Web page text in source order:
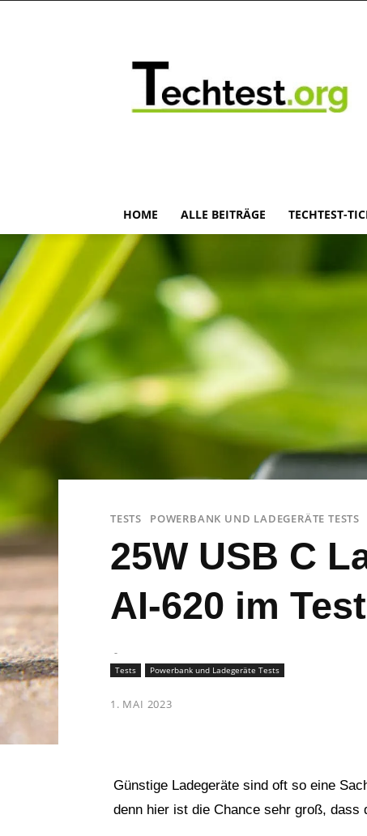
HOME ALLE BEITRÄGE TECHTEST-
TESTS POWERBANK UND LADEGERÄTE TESTS
25W USB C
AI-620 im Test
-
Tests
Powerbank und Ladegeräte Tests
1. MAI 2023
Günstige Ladegeräte sind oft so eine
denn hier ist die Chance sehr groß, dass